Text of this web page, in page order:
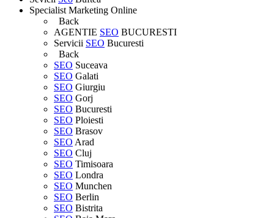
Specialist Marketing Online
Back
AGENTIE SEO BUCURESTI
Servicii SEO Bucuresti
Back
SEO Suceava
SEO Galati
SEO Giurgiu
SEO Gorj
SEO Bucuresti
SEO Ploiesti
SEO Brasov
SEO Arad
SEO Cluj
SEO Timisoara
SEO Londra
SEO Munchen
SEO Berlin
SEO Bistrita